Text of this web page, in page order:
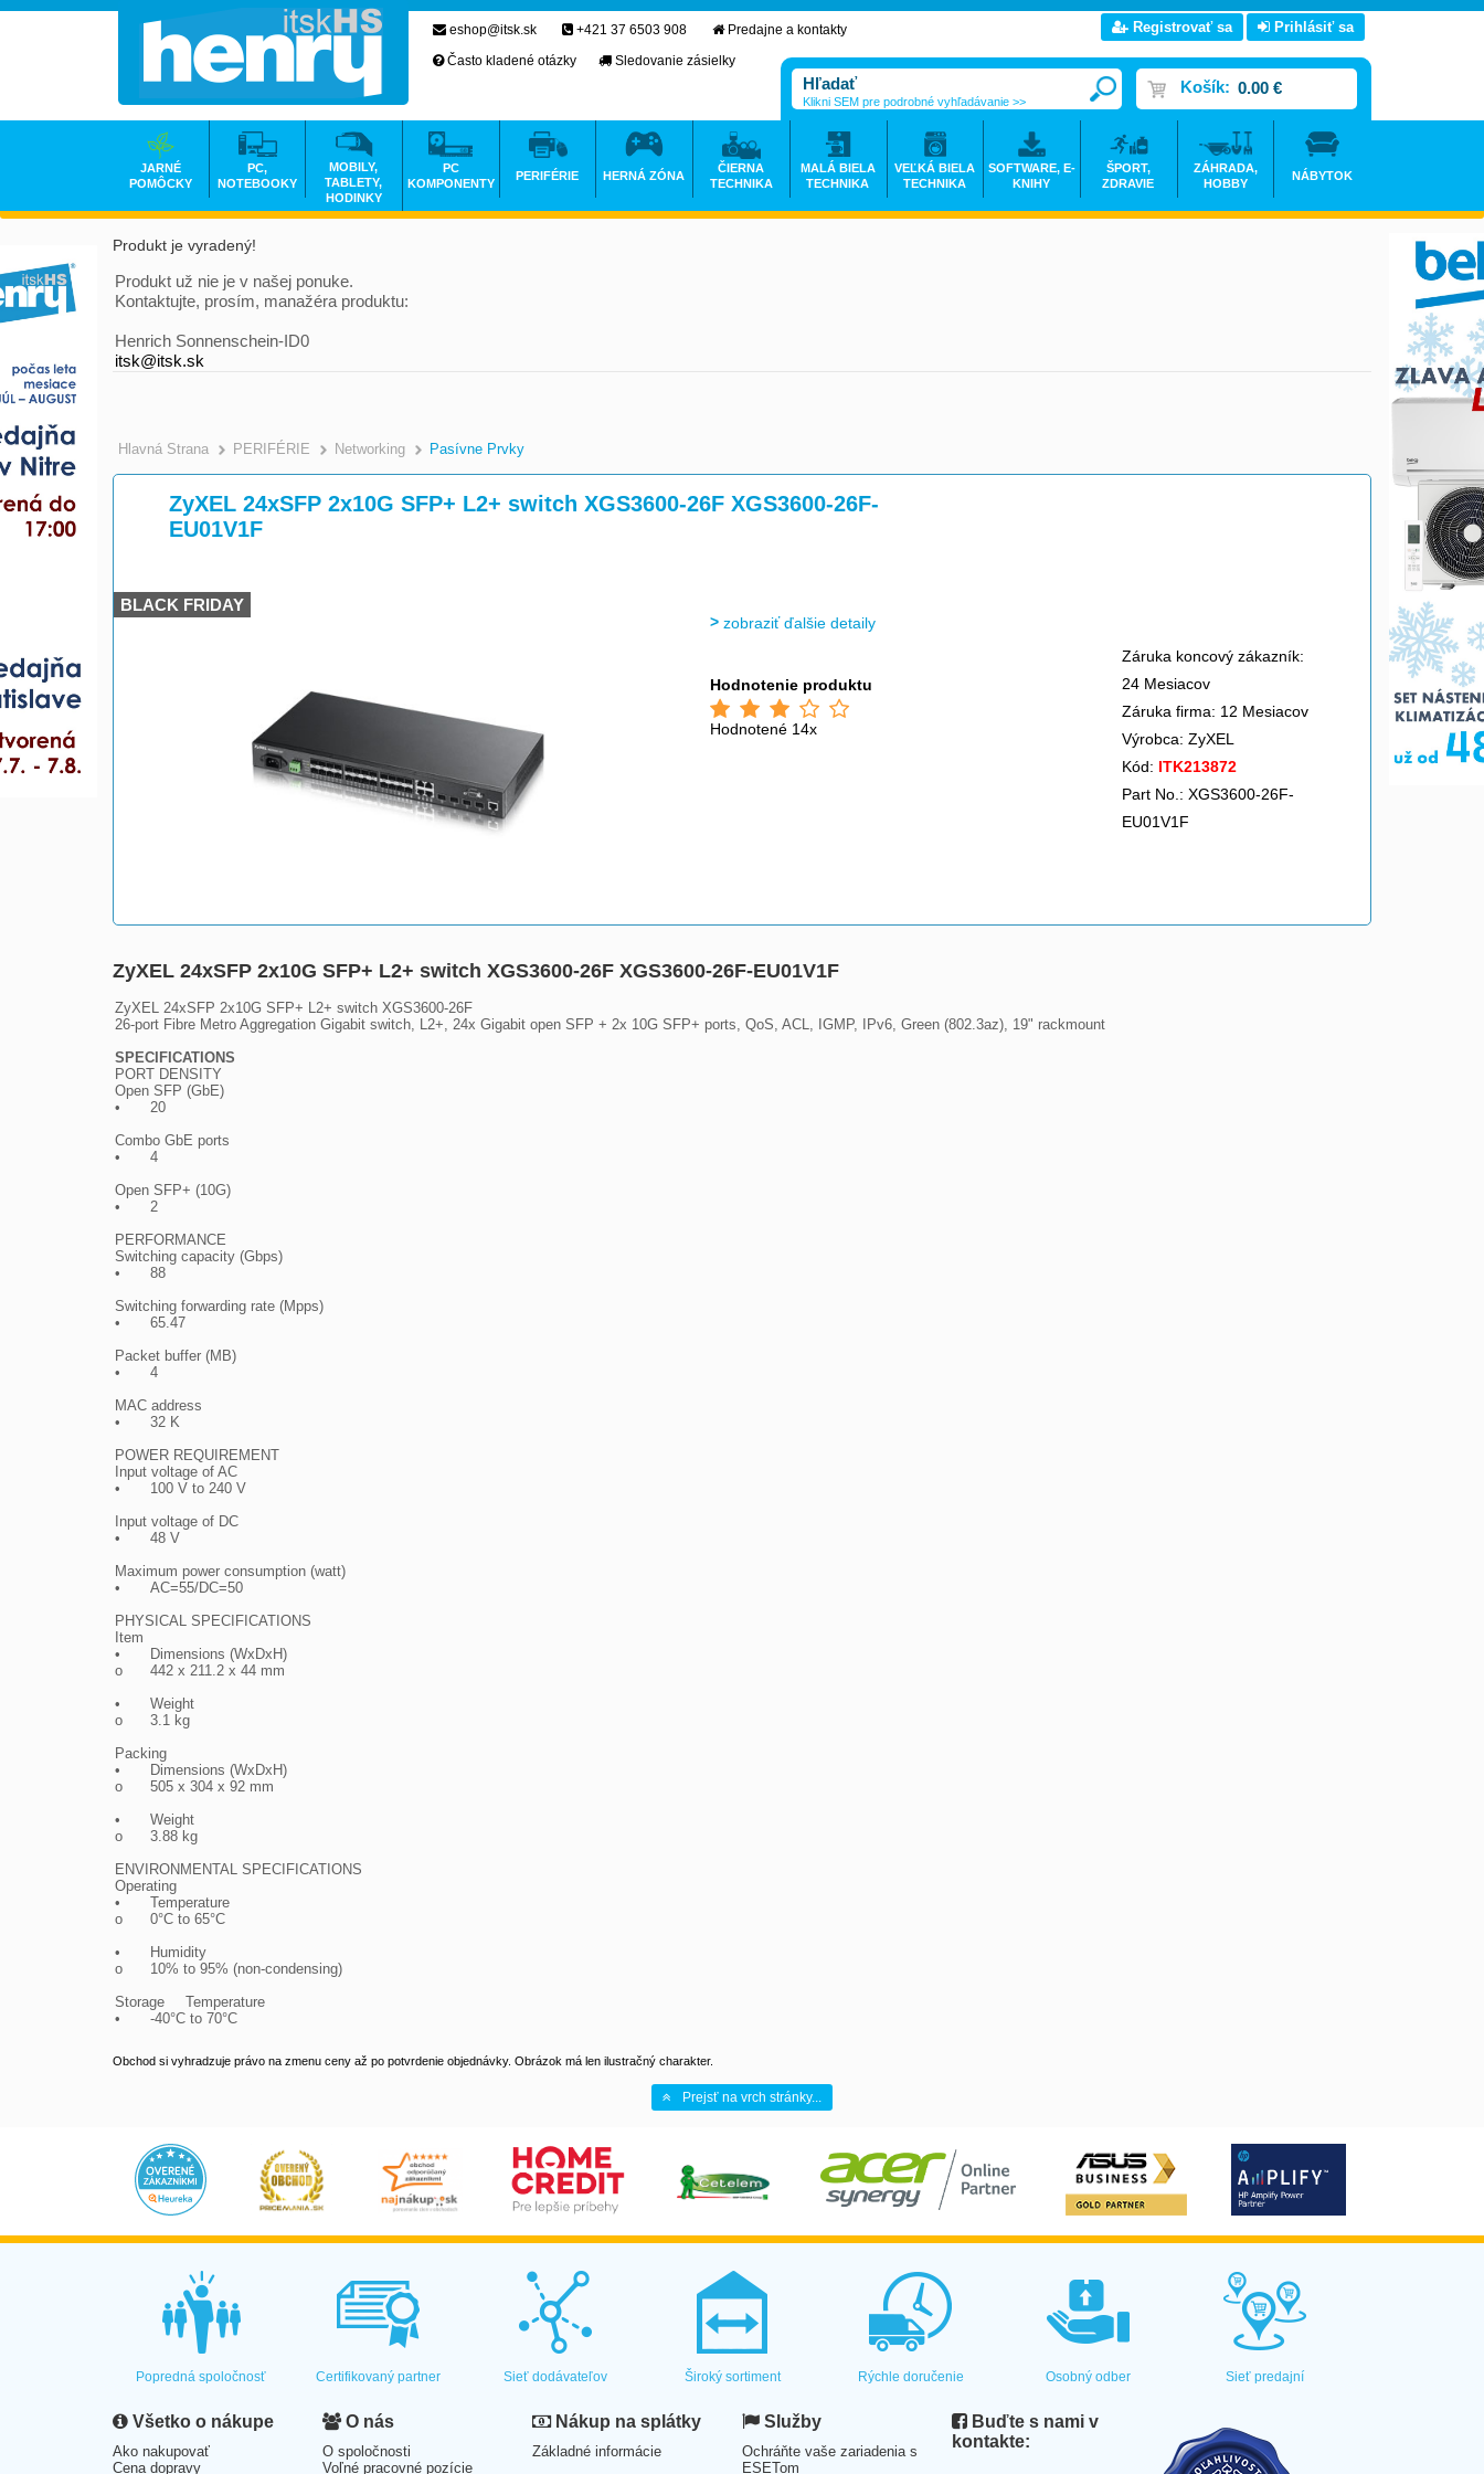
Produkt je vyradený!
Produkt už nie je v našej ponuke.
Kontaktujte, prosím, manažéra produktu:
Henrich Sonnenschein-ID0
itsk@itsk.sk
Hlavná Strana >
PERIFÉRIE >
Networking >
Pasívne Prvky
ZyXEL 24xSFP 2x10G SFP+ L2+ switch XGS3600-26F XGS3600-26F-
EU01V1F
BLACK FRIDAY
zobraziť ďalšie detaily
Hodnotenie produktu
Hodnotené 14x
Záruka koncový zákazník:
24 Mesiacov
Záruka firma: 12 Mesiacov
Výrobca: ZyXEL
Kód: ITK213872
Part No.: XGS3600-26F-
EU01V1F
ZyXEL 24xSFP 2x10G SFP+ L2+ switch XGS3600-26F XGS3600-26F-EU01V1F
ZyXEL 24xSFP 2x10G SFP+ L2+ switch XGS3600-26F
26-port Fibre Metro Aggregation Gigabit switch, L2+, 24x Gigabit open SFP + 2x 10G SFP+ ports, QoS, ACL, IGMP, IPv6, Green (802.3az), 19" rackmount
SPECIFICATIONS
PORT DENSITY
Open SFP (GbE)
•	20
Combo GbE ports
•	4
Open SFP+ (10G)
•	2
PERFORMANCE
Switching capacity (Gbps)
•	88
Switching forwarding rate (Mpps)
•	65.47
Packet buffer (MB)
•	4
MAC address
•	32 K
POWER REQUIREMENT
Input voltage of AC
•	100 V to 240 V
Input voltage of DC
•	48 V
Maximum power consumption (watt)
•	AC=55/DC=50
PHYSICAL SPECIFICATIONS
Item
•	Dimensions (WxDxH)
o	442 x 211.2 x 44 mm
•	Weight
o	3.1 kg
Packing
•	Dimensions (WxDxH)
o	505 x 304 x 92 mm
•	Weight
o	3.88 kg
ENVIRONMENTAL SPECIFICATIONS
Operating
•	Temperature
o	0°C to 65°C
•	Humidity
o	10% to 95% (non-condensing)
Storage	Temperature
•	-40°C to 70°C
Obchod si vyhradzuje právo na zmenu ceny až po potvrdenie objednávky. Obrázok má len ilustračný charakter.
Prejsť na vrch stránky...
eshop@itsk.sk +421 37 6503 908
Predajne a kontakty
Často kladené otázky
Sledovanie zásielky
Registrovať sa Prihlásiť sa
Košík: 0.00 €
Klikni SEM pre podrobné vyhľadávanie >>
JARNÉ
POMÔCKY
PC,
NOTEBOOKY
MOBILY,
TABLETY,
HODINKY
PC
KOMPONENTY
PERIFÉRIE HERNÁ ZÓNA
ČIERNA
TECHNIKA
MALÁ BIELA
TECHNIKA
VEĽKÁ BIELA
TECHNIKA
SOFTWARE, E-
KNIHY
ŠPORT,
ZDRAVIE
ZÁHRADA,
HOBBY
NÁBYTOK
Popredná spoločnosť Certifikovaný partner Sieť dodávateľov Široký sortiment Rýchle doručenie Osobný odber Sieť predajní
Všetko o nákupe
Ako nakupovať
Cena dopravy
O nás
O spoločnosti
Voľné pracovné pozície
Nákup na splátky
Základné informácie
Služby
Ochráňte vaše zariadenia s
ESETom
Buďte s nami v
kontakte: